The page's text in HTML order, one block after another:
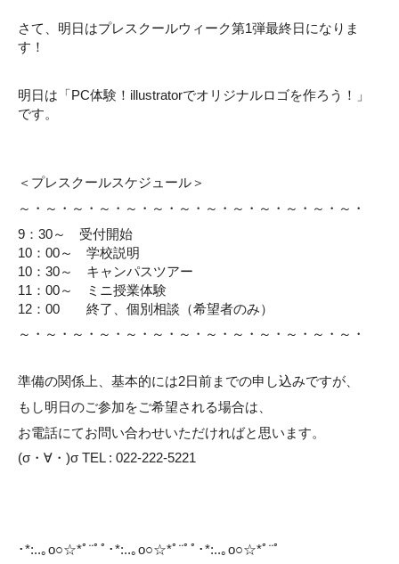
さて、明日はプレスクールウィーク第1弾最終日になりま
す！
明日は「PC体験！illustratorでオリジナルロゴを作ろう！」
です。
＜プレスクールスケジュール＞
～・～・～・～・～・～・～・～・～・～・～・～・～・
9：30～ 受付開始
10：00～ 学校説明
10：30～ キャンパスツアー
11：00～ ミニ授業体験
12：00 終了、個別相談（希望者のみ）
～・～・～・～・～・～・～・～・～・～・～・～・～・
準備の関係上、基本的には2日前までの申し込みですが、
もし明日のご参加をご希望される場合は、
お電話にてお問い合わせいただければと思います。
(σ・∀・)σ TEL : 022-222-5221
･*:..｡o○☆*ﾟ¨ﾟﾟ･*:..｡o○☆*ﾟ¨ﾟﾟ･*:..｡o○☆*ﾟ¨ﾟ